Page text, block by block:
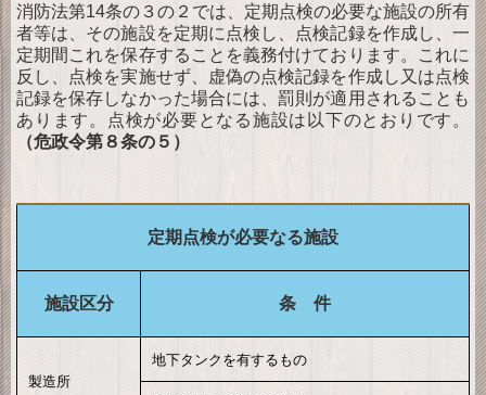
消防法第14条の３の２では、定期点検の必要な施設の所有
者等は、その施設を定期に点検し、点検記録を作成し、一
定期間これを保存することを義務付けております。これに
反し、点検を実施せず、虚偽の点検記録を作成し又は点検
記録を保存しなかった場合には、罰則が適用されることも
あります。点検が必要となる施設は以下のとおりです。
（危政令第８条の５）
定期点検が必要なる施設
施設区分 条 件
製造所
地下タンクを有するもの